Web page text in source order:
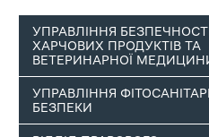
УПРАВЛІННЯ БЕЗПЕЧНОСТІ
ХАРЧОВИХ ПРОДУКТІВ ТА
ВЕТЕРИНАРНОЇ
УПРАВЛІННЯ
БЕЗПЕКИ